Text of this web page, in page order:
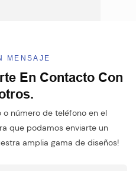
MENSAJE
En Contacto Con
o número de teléfono en el
que podamos enviarte un
amplia gama de diseños!